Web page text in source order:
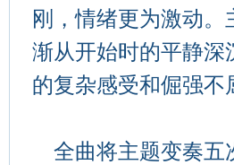
刚，情绪更为激动
渐从开始时的平静
的复杂感受和倔强不
全曲将主题变奏五